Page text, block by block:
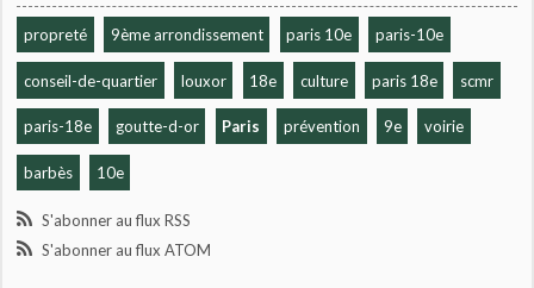
propreté 9ème arrondissement paris 10e paris-10e
conseil-de-quartier louxor 18e culture paris 18e scmr
paris-18e goutte-d-or Paris prévention 9e voirie
barbès 10e
S'abonner au flux RSS
S'abonner au flux ATOM